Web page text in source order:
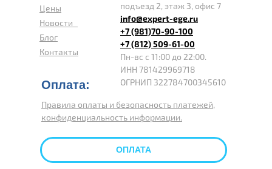
Цены
Новости
Блог
Контакты
подъезд 2, этаж 3, офис 7
info@expert-ege.ru
+7 (981)70-90-100
+7 (812) 509-61-00
Пн-вс с 11:00 до 22:00.
ИНН 781429969718
ОГРНИП 322784700345610
Правила оплаты и безопасность платежей,
конфиденциальность информации.
Оплата:
ОПЛАТА